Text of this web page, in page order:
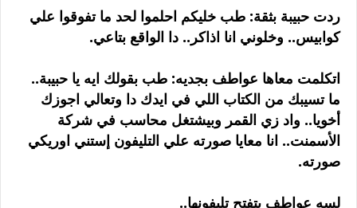
ردت حبيبة بثقة: طب خليكم احلموا لحد ما تفوقوا علي
كوابيس.. وخلوني انا اذاكر.. دا الواقع بتاعي.
اتكلمت معاها عواطف بجديه: طب بقولك ايه يا حبيبة..
ما تسيبك من الكتاب اللي في ايدك دا وتعالي اجوزك
أخويا.. واد زي القمر وبيشتغل محاسب في شركة
الأسمنت.. انا معايا صورته علي التليفون إستني اوريكي
صورته.
لسه عواطف بتفتح تليفونها..